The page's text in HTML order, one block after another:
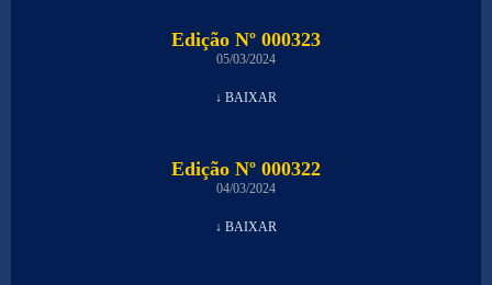
Edição Nº 000323
05/03/2024
↓ BAIXAR
Edição Nº 000322
04/03/2024
↓ BAIXAR